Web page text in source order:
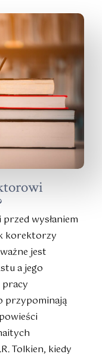
wysłaniem
korektorzy
jest
a jego
pracy
przypominają
Tolkien, kiedy